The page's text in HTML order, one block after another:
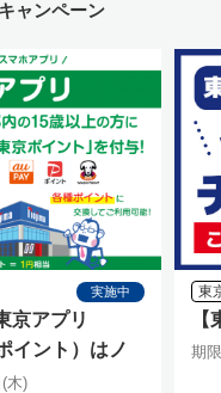
ャンペーン
実施中
京アプリ
イント）はノ
木)
東
期